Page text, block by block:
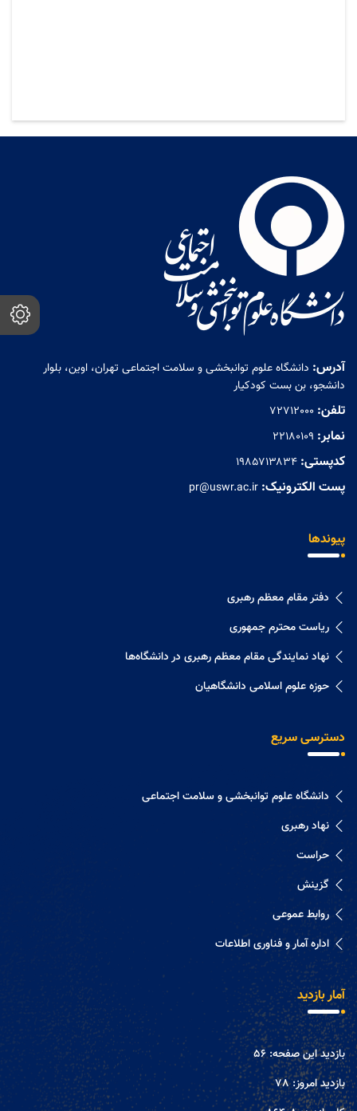
آدرس: دانشگاه علوم توانبخشی و سلامت اجتماعی تهران، اوین، بلوار
دانشجو، بن بست کودکیار
تلفن: 72712000
نمابر: ۲۲۱۸۰۱۰۹
کدپستی: ۱۹۸۵۷۱۳۸۳۴
پست الکترونیک: pr@uswr.ac.ir
پیوندها
دفتر مقام معظم رهبری
ریاست محترم جمهوری
نهاد نمايندگی مقام معظم رهبری در دانشگاه‌ها
حوزه علوم اسلامی دانشگاهیان
دسترسی سریع
دانشگاه علوم توانبخشی و سلامت اجتماعی
نهاد رهبری
حراست
گزینش
روابط عموعی
اداره آمار و فناوری اطلاعات
آمار بازدید
بازدید این صفحه:56
بازدید امروز:78